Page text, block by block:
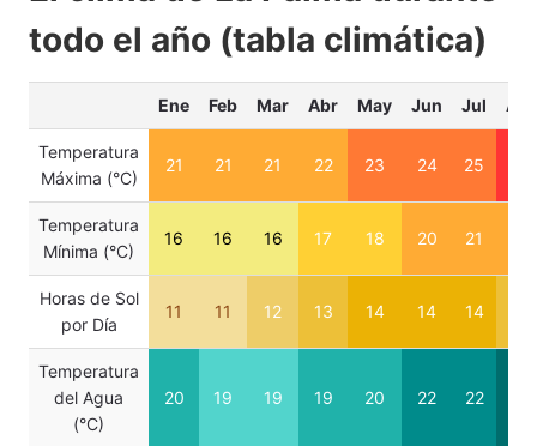
todo el año (tabla climática)
Ene Feb Mar Abr May Jun Jul
Temperatura
Máxima (°C)
21 21 21 22 23 24 25
Temperatura
Mínima (°C)
16 16 16 17 18 20 21
Horas de Sol
por Día
11 11 12 13 14 14 14
Temperatura
del Agua
(°C)
20 19 19 19 20 22 22